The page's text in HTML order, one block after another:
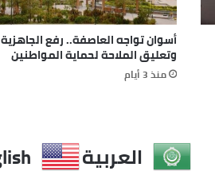
أسوان تواجه العاصفة.. رفع الجاهزية
وتعليق الملاحة لحماية المواطنين
منذ 3 أيام